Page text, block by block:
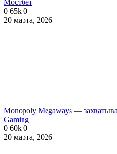
Мостбет
0 65k 0
20 марта, 2026
Monopoly Megaways —
Gaming
0 60k 0
20 марта, 2026